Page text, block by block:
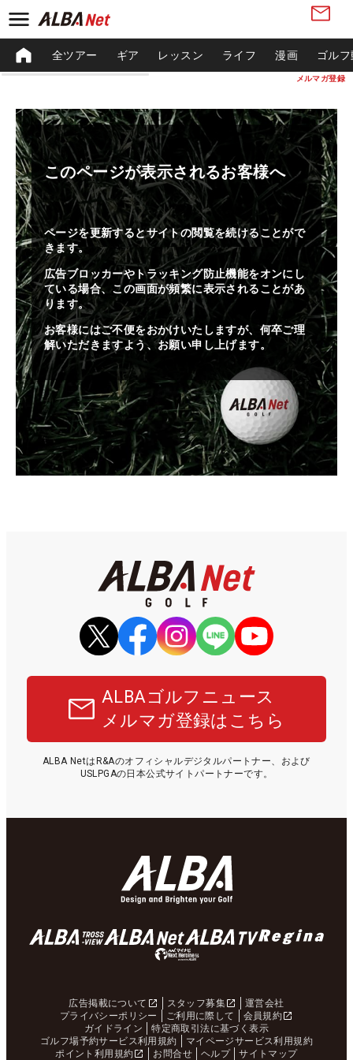
メルマガ登録
全ツアー ギア レッスン ライフ 漫画 ゴル
このページが表示されるお客様へ
ページを更新するとサイトの閲覧を続けることがで
きます。
広告ブロッカーやトラッキング防止機能をオンにし
ている場合、この画面が頻繁に表示されることがあ
ります。
お客様にはご不便をおかけいたしますが、何卒ご理
解いただきますよう、お願い申し上げます。
ALBAゴルフニュース
メルマガ登録はこちら
ALBA NetはR&Aのオフィシャルデジタルパートナー、および
USLPGAの日本公式サイトパートナーです。
広告掲載について スタッフ募集
運営会社
プライバシーポリシー
ご利用に際して
会員規約
ガイドライン
特定商取引法に基づく表示
ゴルフ場予約サービス利用規約
マイページサービス利用規約
ポイント利用規約
お問合せ ヘルプ サイトマップ